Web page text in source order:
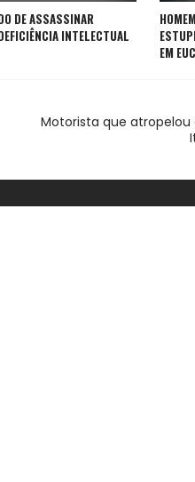
DE ASSASSINAR
INTELECTUAL
EM
Motorista que